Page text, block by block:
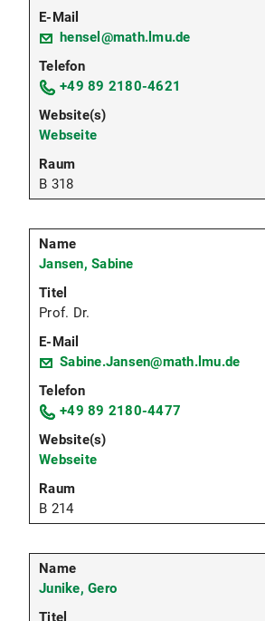
hensel@math.lmu.de
+49 89 2180-4621
Webseite
B 318
Jansen, Sabine
Prof. Dr.
Sabine.Jansen@math.lmu.de
+49 89 2180-4477
Webseite
B 214
Junike, Gero